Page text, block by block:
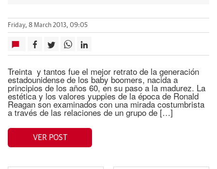
Friday, 8 March 2013, 09:05
Treinta y tantos fue el mejor retrato de la generación
estadounidense de los baby boomers, nacida a
principios de los años 60, en su paso a la madurez. La
estética y los valores yuppies de la época de Ronald
Reagan son examinados con una mirada costumbrista
a través de las relaciones de un grupo de […]
VER POST